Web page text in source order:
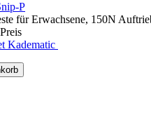
P
für Erwachsene, 150N
Preis